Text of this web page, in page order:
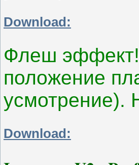
Download:
Флеш эффект!
положение
усмотрение).
Download: